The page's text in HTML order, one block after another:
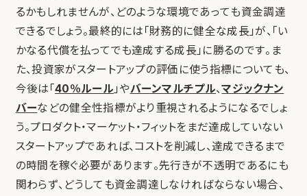
るかもしれませんが、どのような環境であっても資金調達
できるでしょう。最終的には「財務的に健全な成長」が、「い
かなる代償を払ってでも達成する成長」に勝るのです。ま
た、投資家がスタートアップの評価に使う指標についても、
今後は「40％ルール 」やバーンマルチプル、マジックナン
バーなどの健全性指標がより重視されるようになるでしょ
う。プロダクト・マーケット・フィットをまだ達成していない
スタートアップであれば、コストを削減し、達成できるまで
の時間を稼ぐ必要があります。先行きが不透明であるにも
関わらず、どうしても資金調達しなければならない場合、